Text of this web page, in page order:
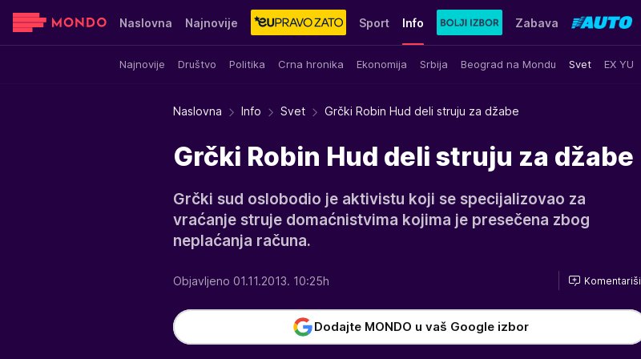
Naslovna Najnovije Sport Info
Najnovije Društvo Politika Crna hronika Ekonomija Srbija Beograd na Mondu Svet EX YU
Zabava
Sensa Stvar ukusa Yumama
Naslovna Info Svet Grčki Robin Hud deli struju za džabe
Grčki Robin Hud deli struju za džabe
Grčki sud oslobodio je aktivistu koji se specijalizovao za
vraćanje struje domaćnistvima kojima je presečena zbog
neplaćanja računa.
Objavljeno 01.11.2013. 10:25h Komentariši
Dodajte MONDO u vaš Google izbor